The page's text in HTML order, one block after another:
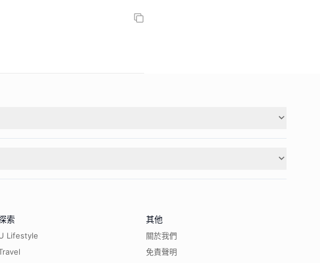
索
Lifestyle
其他
關於我們
免責聲明